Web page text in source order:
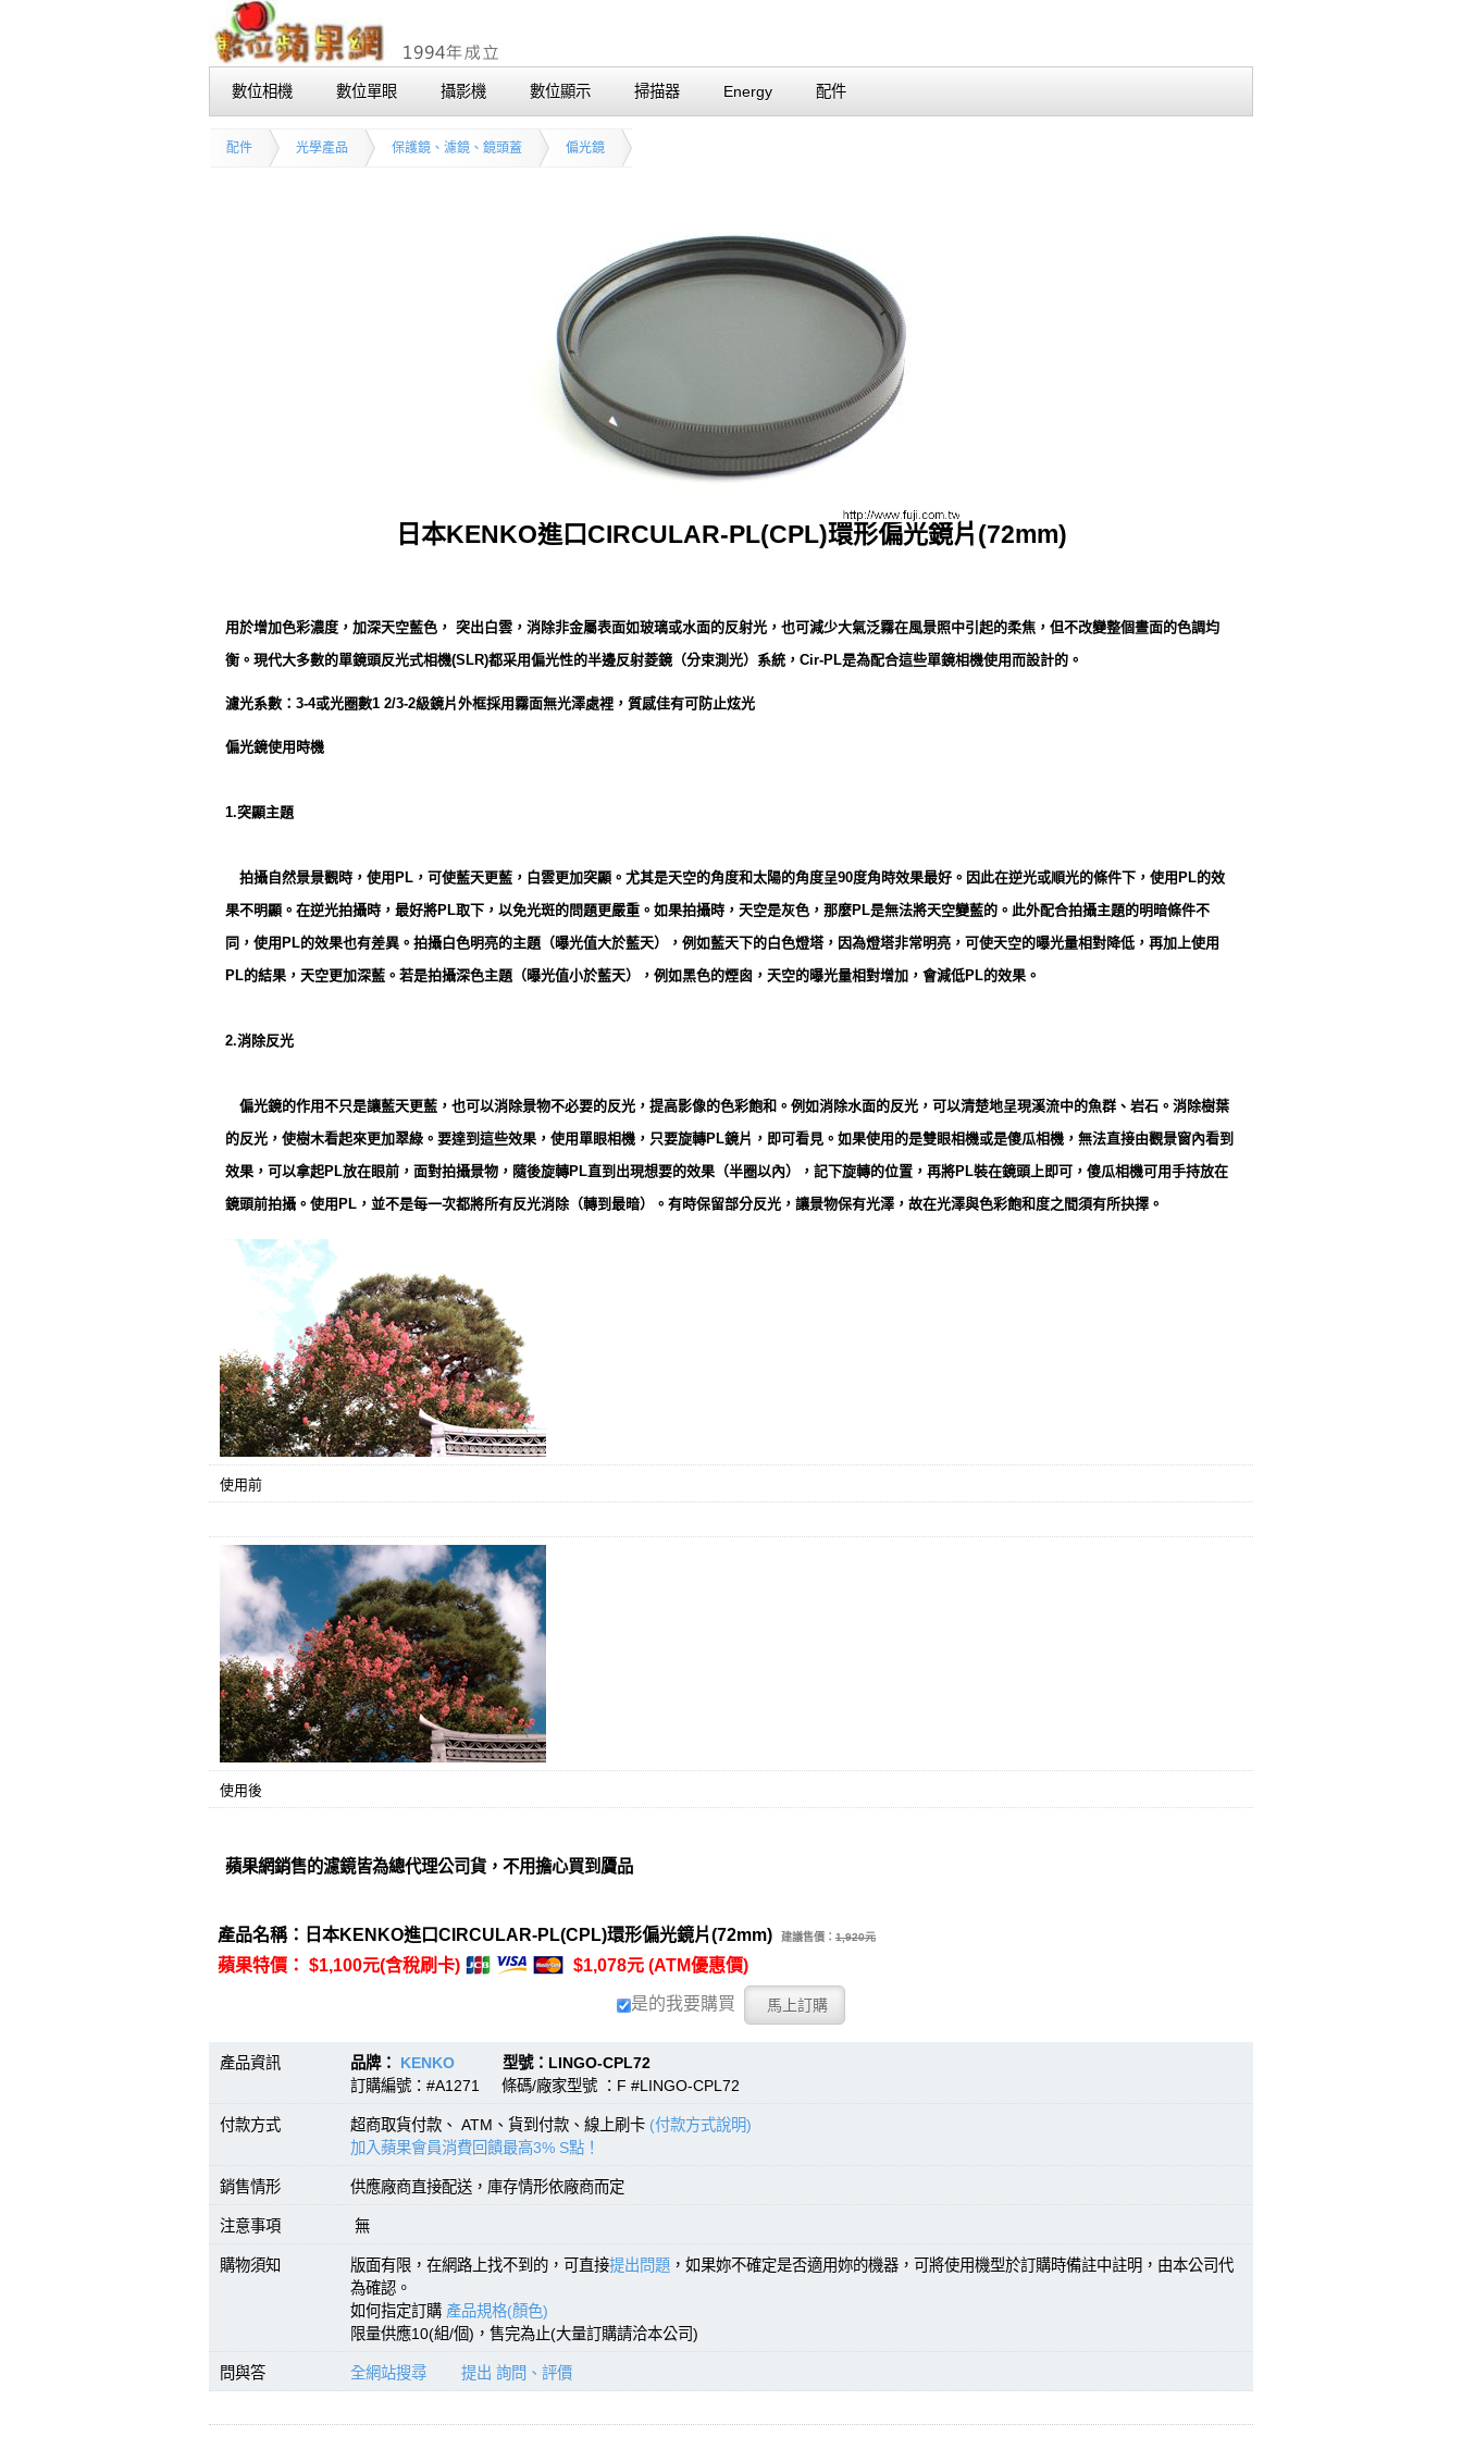
數位相機 數位單眼 攝影機 數位顯示 掃描器 Energy 配件
配件 光學產品 保護鏡、濾鏡、鏡頭蓋 偏光鏡
日本KENKO進口CIRCULAR-PL(CPL)環形偏光鏡片(72mm)
用於增加色彩濃度，加深天空藍色， 突出白雲，消除非金屬表面如玻璃或水面的反射光，也可減少大氣泛霧在風景照中引起的柔焦，但不改變整個晝面的色調均
衡。現代大多數的單鏡頭反光式相機(SLR)都采用偏光性的半邊反射菱鏡（分束測光）系統，Cir-PL是為配合這些單鏡相機使用而設計的。
濾光系數：3-4或光圈數1 2/3-2級鏡片外框採用霧面無光澤處裡，質感佳有可防止炫光
偏光鏡使用時機
1.突顯主題
拍攝自然景景觀時，使用PL，可使藍天更藍，白雲更加突顯。尤其是天空的角度和太陽的角度呈90度角時效果最好。因此在逆光或順光的條件下，使用PL的效
果不明顯。在逆光拍攝時，最好將PL取下，以免光斑的問題更嚴重。如果拍攝時，天空是灰色，那麼PL是無法將天空變藍的。此外配合拍攝主題的明暗條件不
同，使用PL的效果也有差異。拍攝白色明亮的主題（曝光值大於藍天），例如藍天下的白色燈塔，因為燈塔非常明亮，可使天空的曝光量相對降低，再加上使用
PL的結果，天空更加深藍。若是拍攝深色主題（曝光值小於藍天），例如黑色的煙囪，天空的曝光量相對增加，會減低PL的效果。
2.消除反光
偏光鏡的作用不只是讓藍天更藍，也可以消除景物不必要的反光，提高影像的色彩飽和。例如消除水面的反光，可以清楚地呈現溪流中的魚群、岩石。消除樹葉
的反光，使樹木看起來更加翠綠。要達到這些效果，使用單眼相機，只要旋轉PL鏡片，即可看見。如果使用的是雙眼相機或是傻瓜相機，無法直接由觀景窗內看到
效果，可以拿起PL放在眼前，面對拍攝景物，隨後旋轉PL直到出現想要的效果（半圈以內），記下旋轉的位置，再將PL裝在鏡頭上即可，傻瓜相機可用手持放在
鏡頭前拍攝。使用PL，並不是每一次都將所有反光消除（轉到最暗）。有時保留部分反光，讓景物保有光澤，故在光澤與色彩飽和度之間須有所抉擇。
使用前
使用後
蘋果網銷售的濾鏡皆為總代理公司貨，不用擔心買到贗品
產品名稱：日本KENKO進口CIRCULAR-PL(CPL)環形偏光鏡片(72mm) 建議售價： 1,920元
蘋果特價： $1,100元(含稅刷卡) $1,078元 (ATM優惠價)
是的我要購買
產品資訊 品牌： KENKO 型號：LINGO-CPL72
訂購編號：#A1271 條碼/廠家型號 ：F #LINGO-CPL72
付款方式 超商取貨付款、 ATM、貨到付款、線上刷卡 (付款方式說明)
加入蘋果會員消費回饋最高3% S點！
銷售情形 供應廠商直接配送，庫存情形依廠商而定
注意事項 無
購物須知 版面有限，在網路上找不到的，可直接提出問題 ，如果妳不確定是否適用妳的機器，可將使用機型於訂購時備註中註明，由本公司代
為確認。
如何指定訂購 產品規格(顏色)
限量供應10(組/個)，售完為止(大量訂購請洽本公司)
問與答 全網站搜尋 提出 詢問、評價